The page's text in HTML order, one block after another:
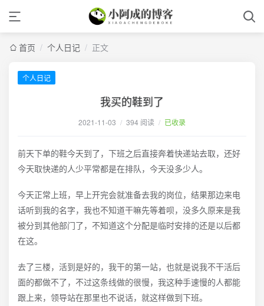
首页 / 个人日记 / 正文
个人日记
我买的鞋到了
2021-11-03 / 394 阅读 / 已收录
前天下单的鞋今天到了，下班之后直接奔着快递站去取，还好
今天取快递的人少平常都是在排队，今天没多少人。
今天正常上班，早上开完会就准备去我的岗位，结果那边来电
话听到我的名字，我也不知道干嘛先等着呗，没多久原来是我
被分到其他部门了，不知道这个分配是临时安排的还是以后都
在这。
去了三楼，活到是好的，我干的第一站，也就是说我不干活后
面的都做不了，不过这条线做的很慢，我这种手速慢的人都能
跟上来，领导站在那里也不说话，就这样做到下班。